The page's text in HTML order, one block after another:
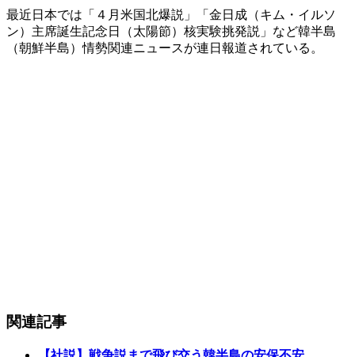
最近日本では「４月米国北爆説」「金日成（キム・イルソ
ン）主席誕生記念日（太陽節）核実験挑発説」など韓半島
（朝鮮半島）情勢関連ニュースが連日報道されている。
関連記事